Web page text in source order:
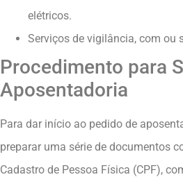
elétricos.
Serviços de vigilância, com ou
Procedimento para
Aposentadoria
Para dar início ao pedido de
preparar uma série de documentos
Cadastro de Pessoa Física (CPF),